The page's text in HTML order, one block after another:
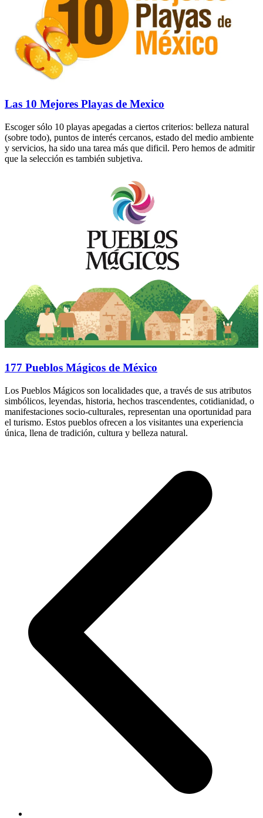
Las 10 Mejores Playas de Mexico
Escoger sólo 10 playas apegadas a ciertos criterios: belleza natural
(sobre todo), puntos de interés cercanos, estado del medio ambiente
y servicios, ha sido una tarea más que dificil. Pero hemos de admitir
que la selección es también subjetiva.
177 Pueblos Mágicos de México
Los Pueblos Mágicos son localidades que, a través de sus atributos
simbólicos, leyendas, historia, hechos trascendentes, cotidianidad, o
manifestaciones socio-culturales, representan una oportunidad para
el turismo. Estos pueblos ofrecen a los visitantes una experiencia
única, llena de tradición, cultura y belleza natural.